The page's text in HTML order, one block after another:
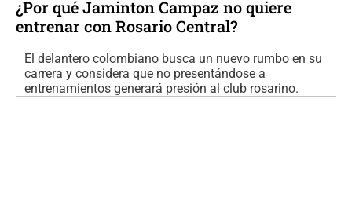
¿Por qué Jaminton Campaz no quiere
entrenar con Rosario Central?
El delantero colombiano busca un nuevo rumbo en su
carrera y considera que no presentándose a
entrenamientos generará presión al club rosarino.